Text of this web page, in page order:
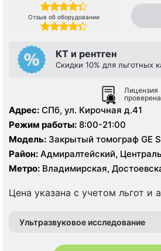
Отзыв об оборудовании
КТ и рентген
Скидки 10% для льготных
Лицензия
проверена
Адрес: СПб, ул. Кирочная д.41
Режим работы: 8:00-21:00
Модель: Закрытый томограф GE
Тесла, КТ Toshiba Aquilion 64
Район: Адмиралтейский,
Метро: Владимирская,
Цена указана с учетом льгот и
Ультразвуковое исследование